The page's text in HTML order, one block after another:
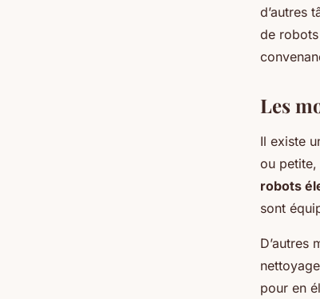
d’autres
de
Les
Il existe
ou
robots
sont
D’autres
pour en